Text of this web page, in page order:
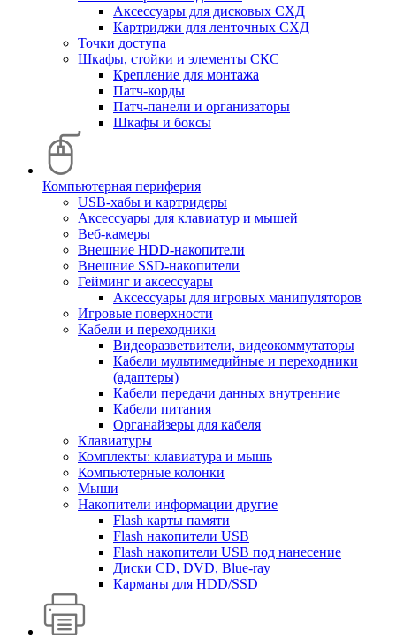
Аксессуары для дисковых СХД
Картриджи для ленточных СХД
Точки доступа
Шкафы, стойки и элементы СКС
Крепление для монтажа
Патч-корды
Патч-панели и организаторы
Шкафы и боксы
Компьютерная периферия
USB-хабы и картридеры
Аксессуары для клавиатур и мышей
Веб-камеры
Внешние HDD-накопители
Внешние SSD-накопители
Гейминг и аксессуары
Аксессуары для игровых манипуляторов
Игровые поверхности
Кабели и переходники
Видеоразветвители, видеокоммутаторы
Кабели мультимедийные и переходники
(адаптеры)
Кабели передачи данных внутренние
Кабели питания
Органайзеры для кабеля
Клавиатуры
Комплекты: клавиатура и мышь
Компьютерные колонки
Мыши
Накопители информации другие
Flash карты памяти
Flash накопители USB
Flash накопители USB под нанесение
Диски CD, DVD, Blue-ray
Карманы для HDD/SSD